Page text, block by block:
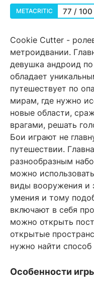
METACRITIC 77 / 100
Cookie Cutter -
метроидвании.
девушка андроид
обладает
путешествует по
мирам, где нужно
новые области,
врагами, решать
Бои играют не
путешествии.
разнообразным
можно
виды вооружения и
умения и тому
включают в себя
можно открыть
открытые
нужно найти способ
Особенности